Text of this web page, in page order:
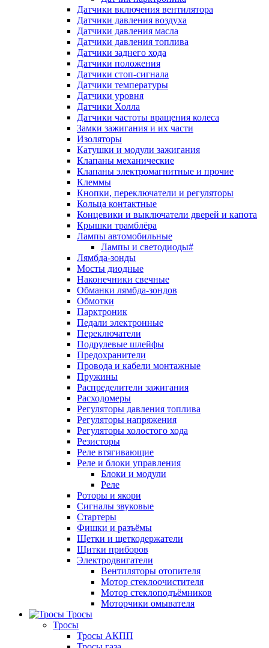
Датчики включения вентилятора
Датчики давления воздуха
Датчики давления масла
Датчики давления топлива
Датчики заднего хода
Датчики положения
Датчики стоп-сигнала
Датчики температуры
Датчики уровня
Датчики Холла
Датчики частоты вращения колеса
Замки зажигания и их части
Изоляторы
Катушки и модули зажигания
Клапаны механические
Клапаны электромагнитные и прочие
Клеммы
Кнопки, переключатели и регуляторы
Кольца контактные
Концевики и выключатели дверей и капота
Крышки трамблёра
Лампы автомобильные
Лампы и светодиоды#
Лямбда-зонды
Мосты диодные
Наконечники свечные
Обманки лямбда-зондов
Обмотки
Парктроник
Педали электронные
Переключатели
Подрулевые шлейфы
Предохранители
Провода и кабели монтажные
Пружины
Распределители зажигания
Расходомеры
Регуляторы давления топлива
Регуляторы напряжения
Регуляторы холостого хода
Резисторы
Реле втягивающие
Реле и блоки управления
Блоки и модули
Реле
Роторы и якори
Сигналы звуковые
Стартеры
Фишки и разъёмы
Щетки и щеткодержатели
Щитки приборов
Электродвигатели
Вентиляторы отопителя
Мотор стеклоочистителя
Мотор стеклоподъёмников
Моторчики омывателя
Тросы
Тросы
Тросы АКПП